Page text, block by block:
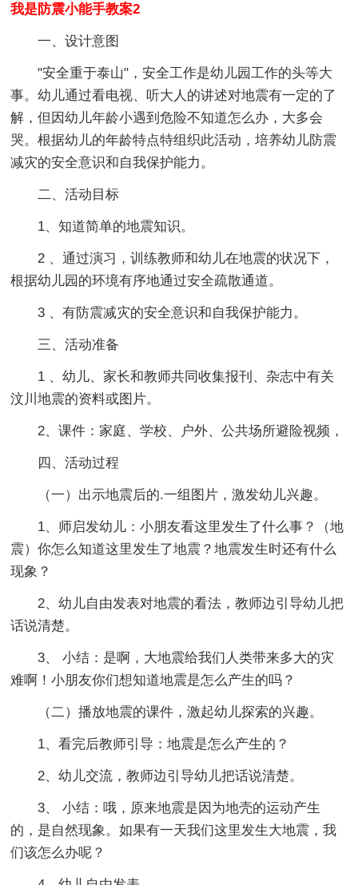
我是防震小能手教案2
一、设计意图
"安全重于泰山"，安全工作是幼儿园工作的头等大
事。幼儿通过看电视、听大人的讲述对地震有一定的了
解，但因幼儿年龄小遇到危险不知道怎么办，大多会
哭。根据幼儿的年龄特点特组织此活动，培养幼儿防震
减灾的安全意识和自我保护能力。
二、活动目标
1、知道简单的地震知识。
2 、通过演习，训练教师和幼儿在地震的状况下，
根据幼儿园的环境有序地通过安全疏散通道。
3 、有防震减灾的安全意识和自我保护能力。
三、活动准备
1 、幼儿、家长和教师共同收集报刊、杂志中有关
汶川地震的资料或图片。
2、课件：家庭、学校、户外、公共场所避险视频，
四、活动过程
（一）出示地震后的.一组图片，激发幼儿兴趣。
1、师启发幼儿：小朋友看这里发生了什么事？（地
震）你怎么知道这里发生了地震？地震发生时还有什么
现象？
2、幼儿自由发表对地震的看法，教师边引导幼儿把
话说清楚。
3、 小结：是啊，大地震给我们人类带来多大的灾
难啊！小朋友你们想知道地震是怎么产生的吗？
（二）播放地震的课件，激起幼儿探索的兴趣。
1、看完后教师引导：地震是怎么产生的？
2、幼儿交流，教师边引导幼儿把话说清楚。
3、 小结：哦，原来地震是因为地壳的运动产生
的，是自然现象。如果有一天我们这里发生大地震，我
们该怎么办呢？